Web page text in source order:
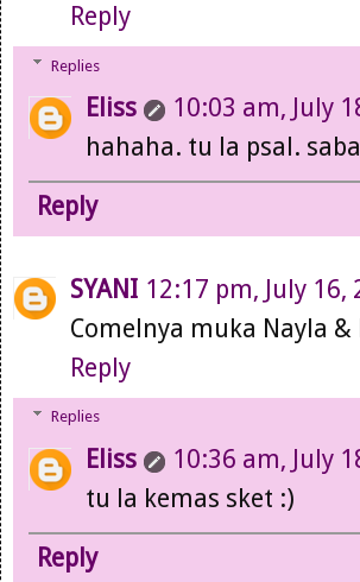
Reply
Replies
Eliss
10:03 am, July
hahaha. tu la psal.
Reply
SYANI 12:17 pm, July 16,
Comelnya muka Nayla
Reply
Replies
Eliss
10:36 am, July
tu la kemas sket :)
Reply